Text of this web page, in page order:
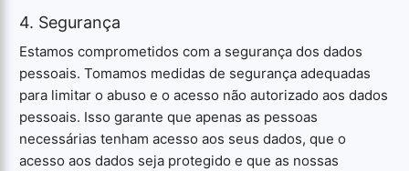
4. Segurança
Estamos comprometidos com a segurança dos dados
pessoais. Tomamos medidas de segurança adequadas
para limitar o abuso e o acesso não autorizado aos dados
pessoais. Isso garante que apenas as pessoas
necessárias tenham acesso aos seus dados, que o
acesso aos dados seja protegido e que as nossas